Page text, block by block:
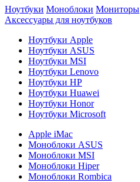
Ноутбуки Моноблоки Мониторы
Аксессуары для ноутбуков
Ноутбуки Apple
Ноутбуки ASUS
Ноутбуки MSI
Ноутбуки Lenovo
Ноутбуки HP
Ноутбуки Huawei
Ноутбуки Honor
Ноутбуки Microsoft
Apple iMac
Моноблоки ASUS
Моноблоки MSI
Моноблоки Hiper
Моноблоки Rombica